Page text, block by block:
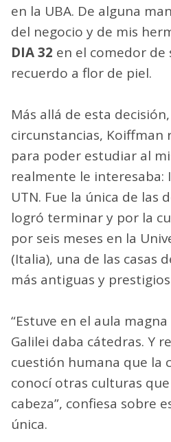
en la UBA. De alguna
del negocio y de mis
DIA 32 en el comedor de
recuerdo a flor de piel.
Más allá de esta
circunstancias, Koiffman
para poder estudiar al
realmente le interesaba:
UTN. Fue la única de las
logró terminar y por la
por seis meses en la
(Italia), una de las casas
más antiguas y
“Estuve en el aula
Galilei daba cátedras. Y
cuestión humana que la
conocí otras culturas
cabeza”, confiesa sobre
única.